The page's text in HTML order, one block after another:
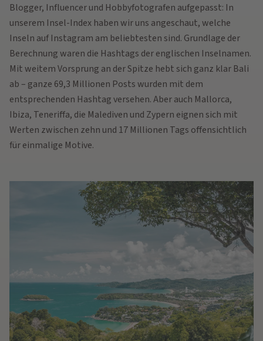
Blogger, Influencer und Hobbyfotografen aufgepasst: In
unserem Insel-Index haben wir uns angeschaut, welche
Inseln auf Instagram am beliebtesten sind. Grundlage der
Berechnung waren die Hashtags der englischen Inselnamen.
Mit weitem Vorsprung an der Spitze hebt sich ganz klar Bali
ab – ganze 69,3 Millionen Posts wurden mit dem
entsprechenden Hashtag versehen. Aber auch Mallorca,
Ibiza, Teneriffa, die Malediven und Zypern eignen sich mit
Werten zwischen zehn und 17 Millionen Tags offensichtlich
für einmalige Motive.